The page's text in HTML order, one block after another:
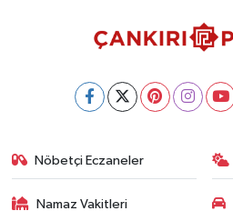
Nöbetçi Eczaneler
Namaz Vakitleri